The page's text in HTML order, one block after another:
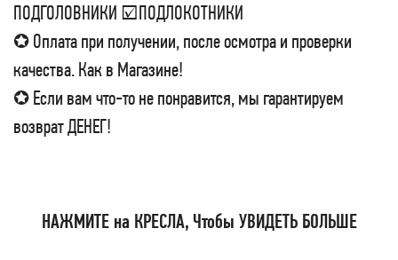
ПОДГОЛОВНИКИ ☑ПОДЛОКОТНИКИ
✪ Оплата при получении, после осмотра и проверки
качества. Как в Магазине!
✪ Если вам что-то не понравится, мы гарантируем
возврат ДЕНЕГ!
НАЖМИТЕ на КРЕСЛА, Чтобы УВИДЕТЬ БОЛЬШЕ